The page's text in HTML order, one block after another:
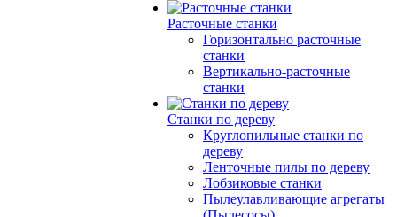
Расточные станки
Горизонтально расточные
станки
Вертикально-расточные
станки
Станки по дереву
Круглопильные станки по
дереву
Ленточные пилы по дереву
Лобзиковые станки
Пылеулавливающие агрегаты